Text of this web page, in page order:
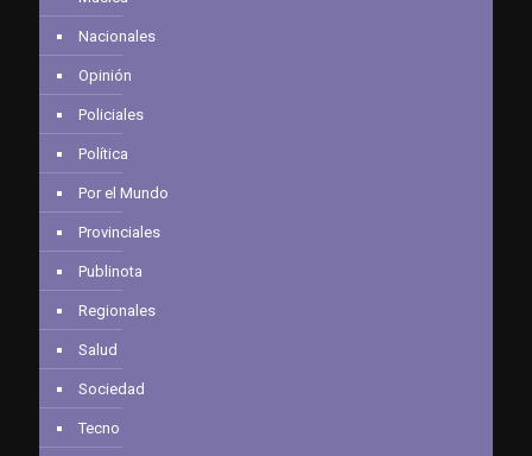
Nacionales
Opinión
Policiales
Política
Por el Mundo
Provinciales
Publinota
Regionales
Salud
Sociedad
Tecno